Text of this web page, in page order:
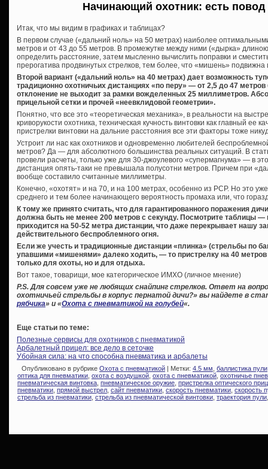
Начинающий охотник: есть
Итак, что мы видим в графиках и таблицах?
В первом случае («дальний ноль» на 50 метрах) наиболее
метров и от 43 до 55 метров. В промежутке между ними («дырка»
определить расстояние, затем мысленно вычислить поправки и
прерогатива продвинутых стрелков, тем более, что «мишень» подвижна
Второй вариант («дальний ноль» на 40 метрах) дает возможность
традиционно охотничьих дистанциях «по перу» — от 2,5 до 47
отклонение не выходит за рамки вожделенных 25 миллиметров.
прицельной сетки и прочей «неевклидовой геометрии».
Понятно, что все это «теоретическая механика», в реальности на
криворукости охотника, техническая кучность винтовки как главный ее
пристрелки винтовки на дальние расстояния все эти факторы тоже
Устроит ли нас как охотников и одновременно любителей
метров? Да — для абсолютного большинства реальных ситуаций. В
провели расчеты, только уже для 30-джоулевого «супермагнума» — в
дистанция опять-таки не превышала полусотни метров. Причем при
вообще составило считанные миллиметры.
Конечно, «охотят» и на 70, и на 100 метрах, особенно из PCP. Но это
среднего и тем более начинающего вероятность промаха или, что
К тому же принято считать, что для гарантированного поражения
должна быть не менее 200 метров с секунду. Посмотрите таблицы —
приходится на 50-52 метра дистанции, что даже перекрывает нашу
действительного беспроблемного огня.
Если же учесть и традиционные дистанции «плинка» (стрельбы по
упавшими «мишенями» далеко ходить, — то пристрелку на 40
только для охоты, но и для отдыха.
Вот такое, товарищи, мое категорическое ИМХО (личное мнение)
P.S. Для совсем уже не любящих снайпинг стрелков. Ответ на
охотничьей стрельбы в корпус пернатой дичи?» вы найдете в
рябчика» и «Охота с пневматикой на голубей«.
Еще статьи по теме:
Полезные сервисы для охотников с пневматикой
Арбалетный прицел: все дело в сеточке
Убойная сила: на что способна пневматика и арбалеты
Опубликовано в рубрике Охота с пневматикой | Метки: 4.5 мм баллистика пули
оптика для пневматики охота с воздушкой охота с пневматикой охотничье
пневматическая винтовка пневматическое оружие пристрелка оптического
пневматики прямой выстрел сайт пневматики скорость пневматики скорость
стрельба из пневматики стрельба из пневматической винтовки траектория пули